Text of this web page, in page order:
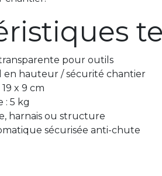
pour outils
en hauteur / sécurité chantier
x 9 cm
: 5 kg
harnais ou structure
sécurisée anti-chute